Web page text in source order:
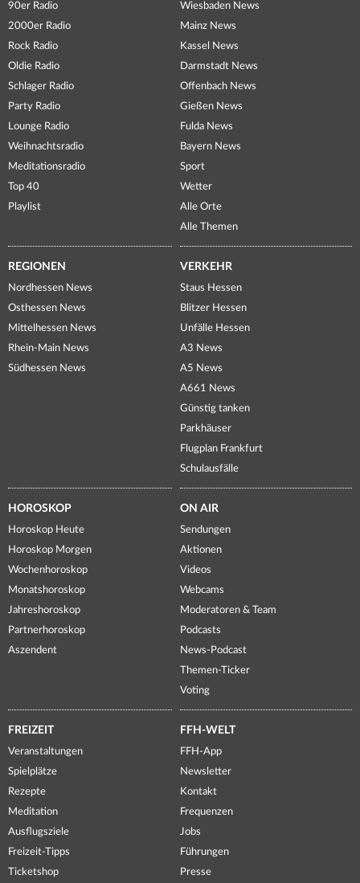
90er Radio
2000er Radio
Rock Radio
Oldie Radio
Schlager Radio
Party Radio
Lounge Radio
Weihnachtsradio
Meditationsradio
Top 40
Playlist
Wiesbaden News
Mainz News
Kassel News
Darmstadt News
Offenbach News
Gießen News
Fulda News
Bayern News
Sport
Wetter
Alle Orte
Alle Themen
REGIONEN
Nordhessen News
Osthessen News
Mittelhessen News
Rhein-Main News
Südhessen News
VERKEHR
Staus Hessen
Blitzer Hessen
Unfälle Hessen
A3 News
A5 News
A661 News
Günstig tanken
Parkhäuser
Flugplan Frankfurt
Schulausfälle
HOROSKOP
Horoskop Heute
Horoskop Morgen
Wochenhoroskop
Monatshoroskop
Jahreshoroskop
Partnerhoroskop
Aszendent
ON AIR
Sendungen
Aktionen
Videos
Webcams
Moderatoren & Team
Podcasts
News-Podcast
Themen-Ticker
Voting
FREIZEIT
Veranstaltungen
Spielplätze
Rezepte
Meditation
Ausflugsziele
Freizeit-Tipps
Ticketshop
FFH-WELT
FFH-App
Newsletter
Kontakt
Frequenzen
Jobs
Führungen
Presse